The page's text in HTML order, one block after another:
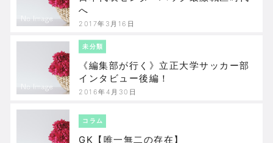
へ
2017年3月16日
未分類
《編集部が行く》立正大学サッカー部
インタビュー後編！
2016年4月30日
コラム
GK【唯一無二の存在】